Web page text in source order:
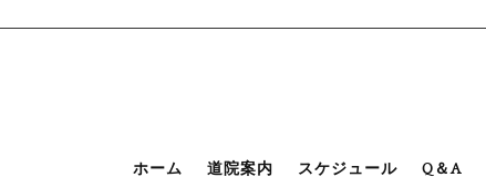
ホーム 道院案内 スケジュール Q＆A